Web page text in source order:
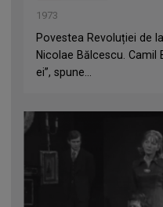
1973
Povestea Revoluției de
Nicolae Bălcescu. Camil
ei”, spune...